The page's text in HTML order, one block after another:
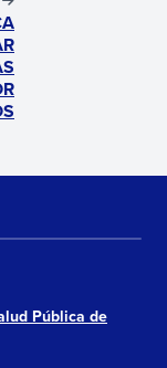
Pública de